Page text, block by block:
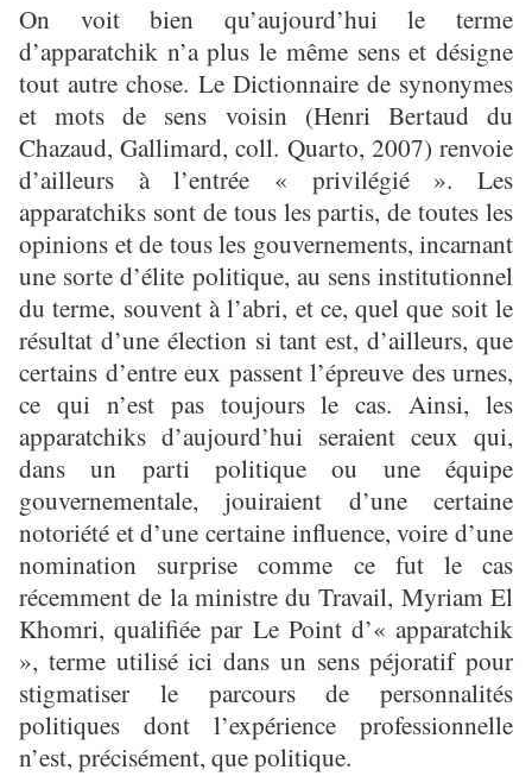
On voit bien qu’aujourd’hui le terme
d’apparatchik n’a plus le même sens et désigne
tout autre chose. Le Dictionnaire de synonymes
et mots de sens voisin (Henri Bertaud du
Chazaud, Gallimard, coll. Quarto, 2007) renvoie
d’ailleurs à l’entrée « privilégié ». Les
apparatchiks sont de tous les partis, de toutes les
opinions et de tous les gouvernements, incarnant
une sorte d’élite politique, au sens institutionnel
du terme, souvent à l’abri, et ce, quel que soit le
résultat d’une élection si tant est, d’ailleurs, que
certains d’entre eux passent l’épreuve des urnes,
ce qui n’est pas toujours le cas. Ainsi, les
apparatchiks d’aujourd’hui seraient ceux qui,
dans un parti politique ou une équipe
gouvernementale, jouiraient d’une certaine
notoriété et d’une certaine influence, voire d’une
nomination surprise comme ce fut le cas
récemment de la ministre du Travail, Myriam El
Khomri, qualifiée par Le Point d’« apparatchik
», terme utilisé ici dans un sens péjoratif pour
stigmatiser le parcours de personnalités
politiques dont l’expérience professionnelle
n’est, précisément, que politique.